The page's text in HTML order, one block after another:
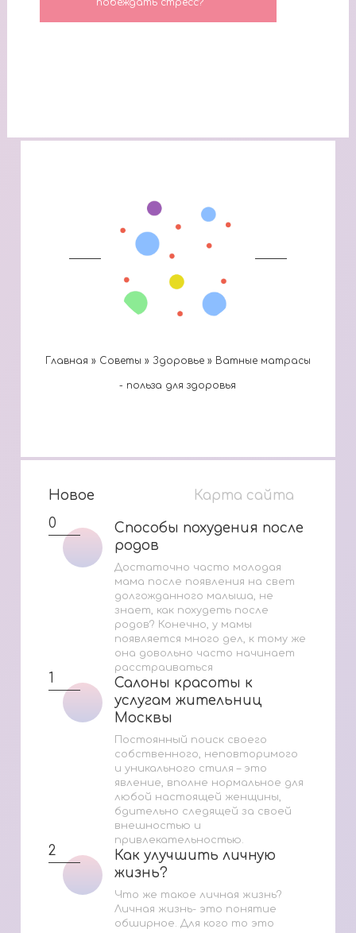
побеждать стресс?
Главная » Cоветы » Здоровье» Ватные матрасы
- польза для здоровья
Новое
Карта сайта
0
Способы похудения после
родов
Способы похудения после
родов
Достаточно часто молодая
мама после появления на свет
долгожданного малыша, не
знает, как похудеть после
родов? Конечно, у мамы
появляется много дел, к тому же
она довольно часто начинает
расстраиваться
1
Салоны красоты к
услугам жительниц
Москвы
Салоны красоты к
услугам жительниц
Москвы
Постоянный поиск своего
собственного, неповторимого
и уникального стиля – это
явление, вполне нормальное для
любой настоящей женщины,
бдительно следящей за своей
внешностью и
привлекательностью.
2
Как улучшить личную
жизнь?
Как улучшить личную
жизнь?
Что же такое личная жизнь?
Личная жизнь- это понятие
обширное. Для кого то это